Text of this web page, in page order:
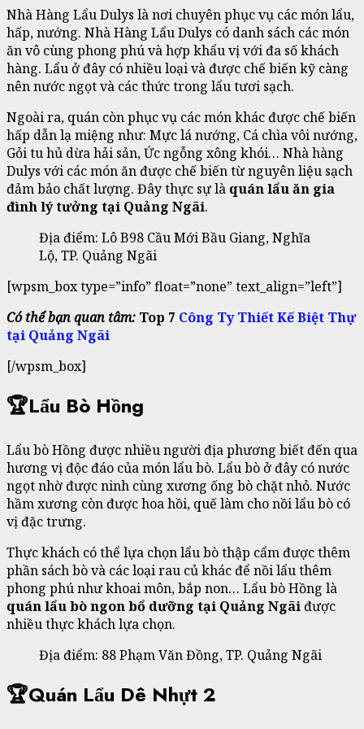
Nhà Hàng Lẩu Dulys là nơi chuyên phục vụ các món lẩu,
hấp, nướng. Nhà Hàng Lẩu Dulys có danh sách các món
ăn vô cùng phong phú và hợp khẩu vị với đa số khách
hàng. Lẩu ở đây có nhiều loại và được chế biến kỹ càng
nên nước ngọt và các thức trong lẩu tươi sạch.
Ngoài ra, quán còn phục vụ các món khác được chế biến
hấp dẫn lạ miệng như: Mực lá nướng, Cá chìa vôi nướng,
Gỏi tu hủ dừa hải sản, Ức ngỗng xông khói… Nhà hàng
Dulys với các món ăn được chế biến từ nguyên liệu sạch
đảm bảo chất lượng. Đây thực sự là quán lẩu ăn gia
đình lý tưởng tại Quảng Ngãi.
Địa điểm: Lô B98 Cầu Mới Bầu Giang, Nghĩa
Lộ, TP. Quảng Ngãi
[wpsm_box type=”info” float=”none” text_align=”left”]
Có thể bạn quan tâm: Top 7 Công Ty Thiết Kế Biệt Thự
tại Quảng Ngãi
[/wpsm_box]
🏆Lẩu Bò Hồng
Lẩu bò Hồng được nhiều người địa phương biết đến qua
hương vị độc đáo của món lẩu bò. Lẩu bò ở đây có nước
ngọt nhờ được ninh cùng xương ống bò chặt nhỏ. Nước
hầm xương còn được hoa hồi, quế làm cho nồi lẩu bò có
vị đặc trưng.
Thực khách có thể lựa chọn lẩu bò thập cẩm được thêm
phần sách bò và các loại rau củ khác để nồi lẩu thêm
phong phú như khoai môn, bắp non… Lẩu bò Hồng là
quán lẩu bò ngon bổ dưỡng tại Quảng Ngãiđược
nhiều thực khách lựa chọn.
Địa điểm: 88 Phạm Văn Đồng, TP. Quảng Ngãi
🏆Quán Lẩu Dê Nhựt 2